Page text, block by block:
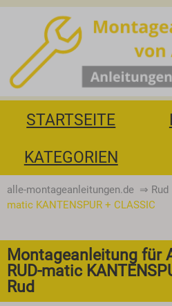
STARTSEITE
KATEGORIEN
alle-montageanleitungen.de ⇒ Rud
matic KANTENSPUR + CLASSIC
Montageanleitung für
RUD-matic
Rud